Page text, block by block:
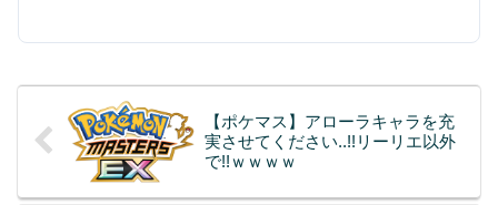
【ポケマス】アローラキャラを充
実させてください..!!リーリエ以外
で!!ｗｗｗｗ